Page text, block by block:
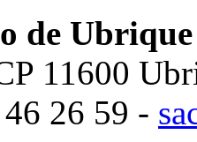
de Ubrique
11600
26 59 -